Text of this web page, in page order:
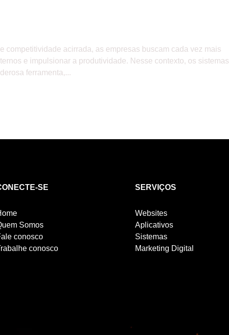
competitividade acirrada, as empresas buscam cada vez mais
e impulsionar a produtividade. Nesse contexto, os sistemas
ferramenta,...
SE
Somos
conosco
conosco
SERVIÇOS
Websites
Aplicativos
Sistemas
Marketing Digital